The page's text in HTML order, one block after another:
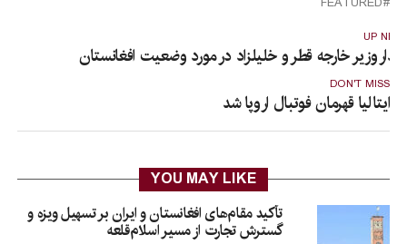
UP
وزیر خارجه قطر و خلیلزاد در مورد وضعیت افغانستان
DON'T MISS
ایتالیا قهرمان فوتبال اروپا شد
YOU MAY LIKE
تأکید مقام‌های افغانستان و ایران بر تسهیل ویزه و
گسترش تجارت از مسیر اسلام‌قلعه